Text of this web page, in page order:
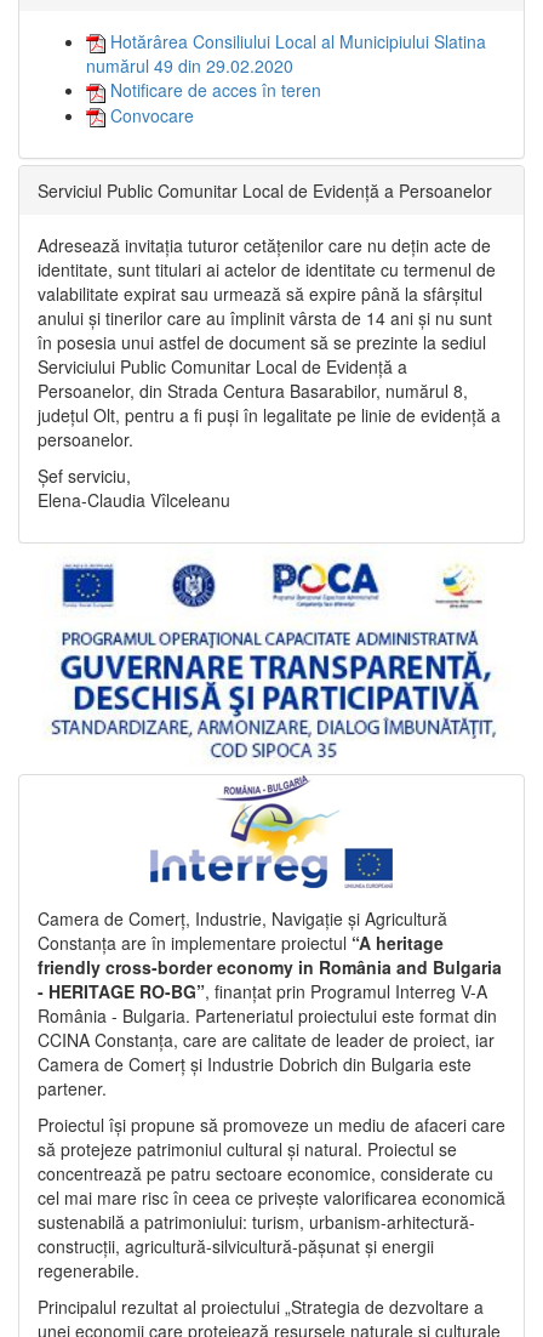
Hotărârea Consiliului Local al Municipiului Slatina
numărul 49 din 29.02.2020
Notificare de acces în teren
Convocare
Serviciul Public Comunitar Local de Evidență a Persoanelor
Adresează invitația tuturor cetățenilor care nu dețin acte de
identitate, sunt titulari ai actelor de identitate cu termenul de
valabilitate expirat sau urmează să expire până la sfârșitul
anului și tinerilor care au împlinit vârsta de 14 ani și nu sunt
în posesia unui astfel de document să se prezinte la sediul
Serviciului Public Comunitar Local de Evidență a
Persoanelor, din Strada Centura Basarabilor, numărul 8,
județul Olt, pentru a fi puși în legalitate pe linie de evidență a
persoanelor.
Șef serviciu,
Elena-Claudia Vîlceleanu
Camera de Comerț, Industrie, Navigație și Agricultură
Constanța are în implementare proiectul “A heritage
friendly cross-border economy in România and Bulgaria
- HERITAGE RO-BG”, finanțat prin Programul Interreg V-A
România - Bulgaria. Parteneriatul proiectului este format din
CCINA Constanța, care are calitate de leader de proiect, iar
Camera de Comerț și Industrie Dobrich din Bulgaria este
partener.
Proiectul își propune să promoveze un mediu de afaceri care
să protejeze patrimoniul cultural și natural. Proiectul se
concentrează pe patru sectoare economice, considerate cu
cel mai mare risc în ceea ce privește valorificarea economică
sustenabilă a patrimoniului: turism, urbanism-arhitectură-
construcții, agricultură-silvicultură-pășunat și energii
regenerabile.
Principalul rezultat al proiectului „Strategia de dezvoltare a
unei economii care protejează resursele naturale și culturale